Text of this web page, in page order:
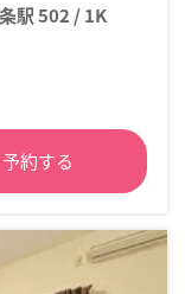
駅 502 / 1K
予約する